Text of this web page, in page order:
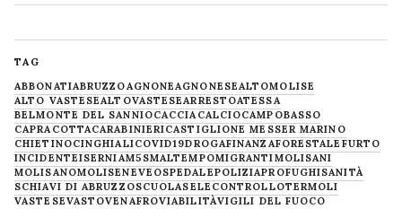
TAG
ABBONATIABRUZZOAGNONEAGNONESEALTOMOLISE
ALTO VASTESEALTOVASTESEARRESTOATESSA
BELMONTE DEL SANNIOCACCIACALCIOCAMPOBASSO
CAPRACOTTACARABINIERICASTIGLIONE MESSER MARINO
CHIETINOCINGHIALICOVID19DROGAFINANZAFORESTALE FURTO
INCIDENTEISERNIAM5SMALTEMPOMIGRANTIMOLISANI
MOLISANOMOLISENEVE OSPEDALEPOLIZIAPROFUGHISANITÀ
SCHIAVI DI ABRUZZOSCUOLASELECONTROLLOTERMOLI
VASTESEVASTOVENAFROVIABILITÀVIGILI DEL FUOCO